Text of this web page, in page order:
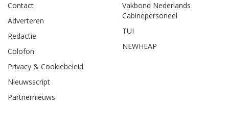
Contact
Adverteren
Redactie
Colofon
Privacy & Cookiebeleid
Nieuwsscript
Partnernieuws
Vakbond Nederlands
Cabinepersoneel
TUI
NEWHEAP